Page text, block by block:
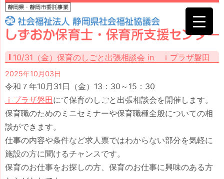
10/31（金）保育のしごと出張相談会 in ｉプラザ磐田
2025年10月03日
令和７年10月31日（金）13：30～15：30
ｉプラザ磐田にて保育のしごと出張相談会を開催します。
保育職のためのミニセミナーや保育職種全般についての相
談ができます。
仕事の内容や条件など求人票ではわからない部分を気軽に
施設の方に聞けるチャンスです。
保育のお仕事をお探しの方、保育のお仕事に興味のある方